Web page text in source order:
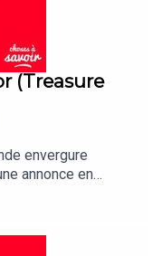
(Treasure
envergure
annonce en
de chouette en
– après 31
hunt appears to